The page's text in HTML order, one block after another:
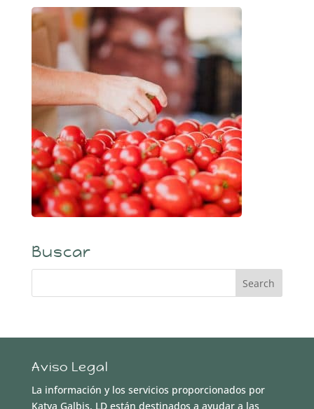
Buscar
Aviso Legal
La información y los servicios proporcionados por
Katya Galbis, LD están destinados a ayudar a las